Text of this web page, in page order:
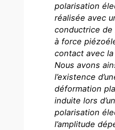
polarisation
réalisée avec
conductrice de
à force
contact avec
Nous avons
l’existence
déformation
induite lors
polarisation
l’amplitude